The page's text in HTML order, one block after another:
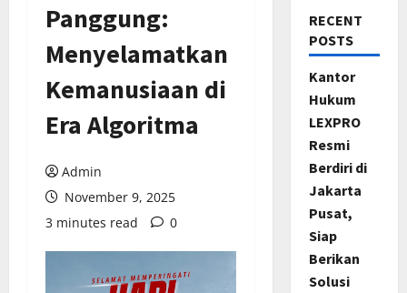
Panggung:
Menyelamatkan
Kemanusiaan di
Era Algoritma
Admin
November 9, 2025
3 minutes read
0
RECENT
POSTS
Kantor
Hukum
LEXPRO
Resmi
Berdiri di
Jakarta
Pusat,
Siap
Berikan
Solusi